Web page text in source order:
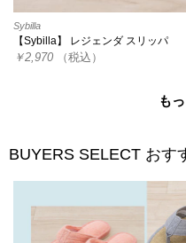
Sybilla
【Sybilla】 レジェンダ スリッパ
￥2,970 （税込）
も
BUYERS SELECT おす